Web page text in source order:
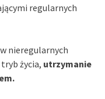
regularnych
nieregularnych
życia, utrzymanie